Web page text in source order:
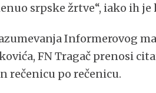
srpske žrtve“, iako ih
Informerovog
FN Tragač prenosi
rečenicu po rečenicu.